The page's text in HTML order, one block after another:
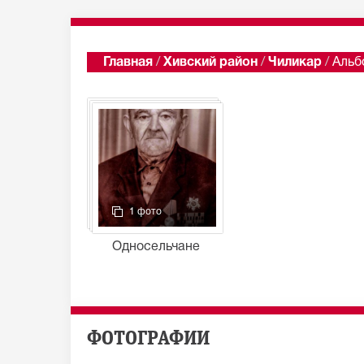
Главная / Хивский район / Чиликар /
1 фото
Односельчане
ФОТОГРАФИИ